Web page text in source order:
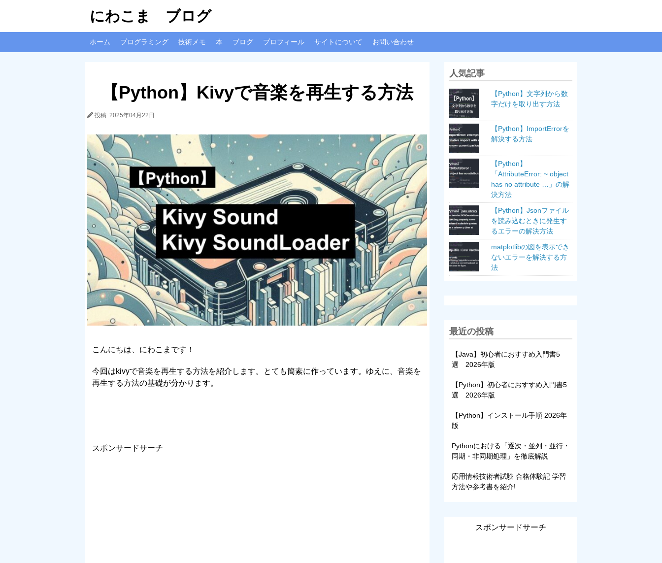
にわこま ブログ
ホーム プログラミング 技術メモ 本 ブログ プロフィール サイトについて お問い合わせ
【Python】Kivyで音楽を再生する方法
投稿: 2025年04月22日
こんにちは、にわこまです！
今回はkivyで音楽を再生する方法を紹介します。とても簡素に作っています。ゆえに、音楽を
再生する方法の基礎が分かります。
スポンサードサーチ
人気記事
【Python】文字列から数
字だけを取り出す方法
【Python】ImportErrorを
解決する方法
【Python】
「AttributeError: ~ object
has no attribute …」の解
決方法
【Python】Jsonファイル
を読み込むときに発生す
るエラーの解決方法
matplotlibの図を表示でき
ないエラーを解決する方
法
最近の投稿
【Java】初心者におすすめ入門書5
選 2026年版
【Python】初心者におすすめ入門書5
選 2026年版
【Python】インストール手順 2026年
版
Pythonにおける「逐次・並列・並行・
同期・非同期処理」を徹底解説
応用情報技術者試験 合格体験記 学習
方法や参考書を紹介!
スポンサードサーチ